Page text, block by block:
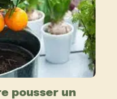
pousser un